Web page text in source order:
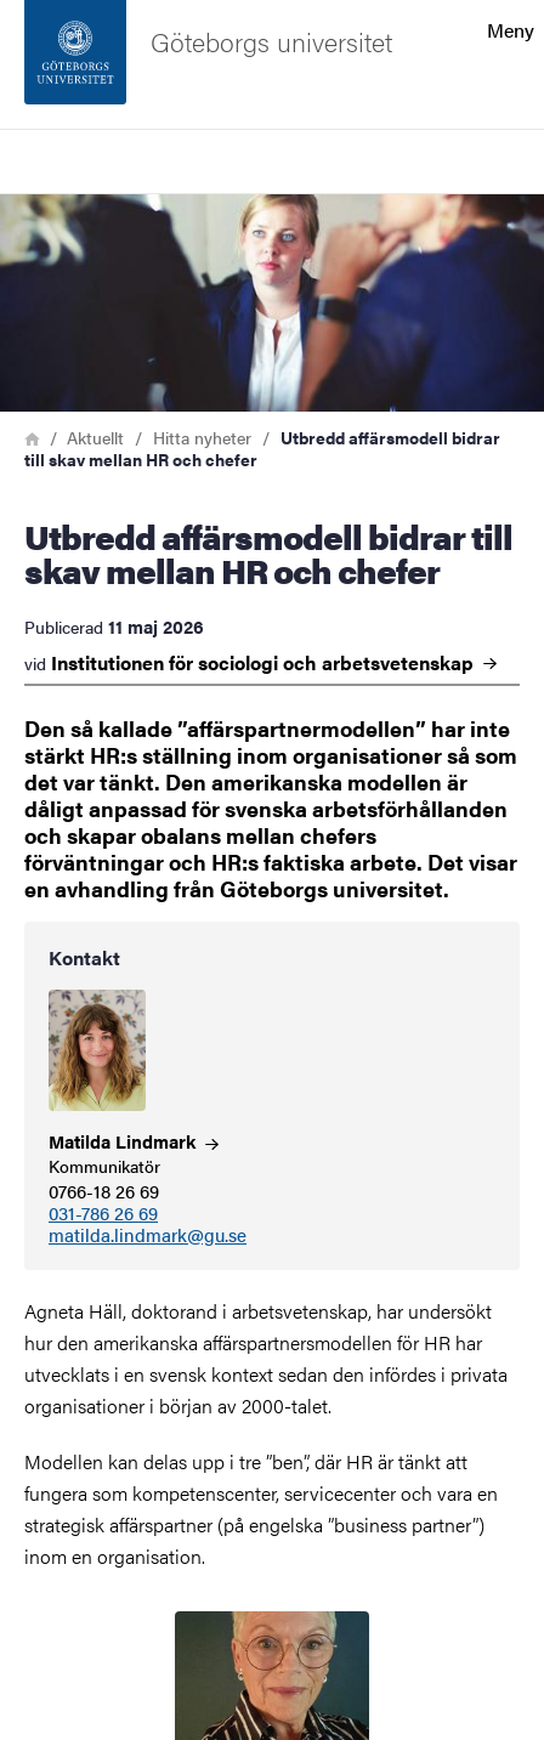
Sidfoten
Om webbplatsen
Meny
Göteborgs universitet
Bild
Länkstig
HemAktuellt Hitta nyheter
Utbredd affärsmodell bidrar
till skav mellan HR och chefer
Utbredd affärsmodell bidrar till
skav mellan HR och chefer
Publicerad 11 maj 2026
vid Institutionen för sociologi och arbetsvetenskap
Den så kallade ”affärspartnermodellen” har inte
stärkt HR:s ställning inom organisationer så som
det var tänkt. Den amerikanska modellen är
dåligt anpassad för svenska arbetsförhållanden
och skapar obalans mellan chefers
förväntningar och HR:s faktiska arbete. Det visar
en avhandling från Göteborgs universitet.
Kontakt
Matilda Lindmark
Kommunikatör
0766-18 26 69
031-786 26 69
matilda.lindmark@gu.se
Agneta Häll, doktorand i arbetsvetenskap, har undersökt
hur den amerikanska affärspartnersmodellen för HR har
utvecklats i en svensk kontext sedan den infördes i privata
organisationer i början av 2000-talet.
Modellen kan delas upp i tre ”ben”, där HR är tänkt att
fungera som kompetenscenter, servicecenter och vara en
strategisk affärspartner (på engelska ”business partner”)
inom en organisation.
Bild